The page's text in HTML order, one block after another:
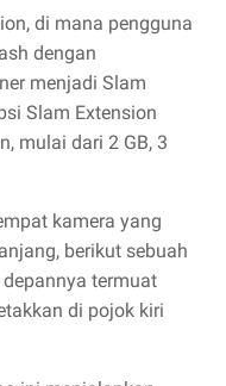
di mana pengguna
dengan
menjadi Slam
Slam Extension
mulai dari 2 GB, 3
kamera yang
berikut sebuah
depannya termuat
di pojok kiri